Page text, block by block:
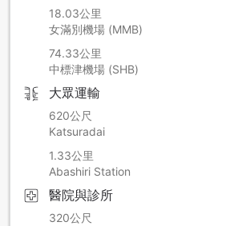
18.03公里
女滿別機場 (MMB)
74.33公里
中標津機場 (SHB)
大眾運輸
620公尺
Katsuradai
1.33公里
Abashiri Station
醫院與診所
320公尺